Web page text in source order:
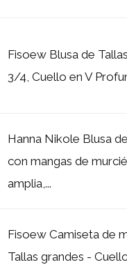
Fisoew Blusa de
3/4, Cuello en V
Hanna Nikole Blusa
con mangas de
amplia,...
Fisoew Camiseta de
Tallas grandes -